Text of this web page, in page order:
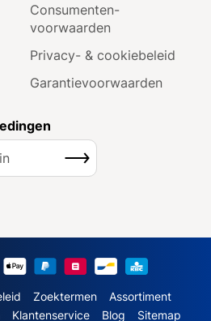
Consumenten­
voorwaarden
Privacy- & cookiebeleid
Garantie­voorwaarden
Inschrijven
Zoektermen
Assortiment
Klantenservice Blog Sitemap